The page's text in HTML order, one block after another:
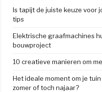
Is tapijt de juiste keuze voor
tips
Elektrische graafmachines
bouwproject
10 creatieve manieren om
Het ideale moment om je
zomer of toch najaar?